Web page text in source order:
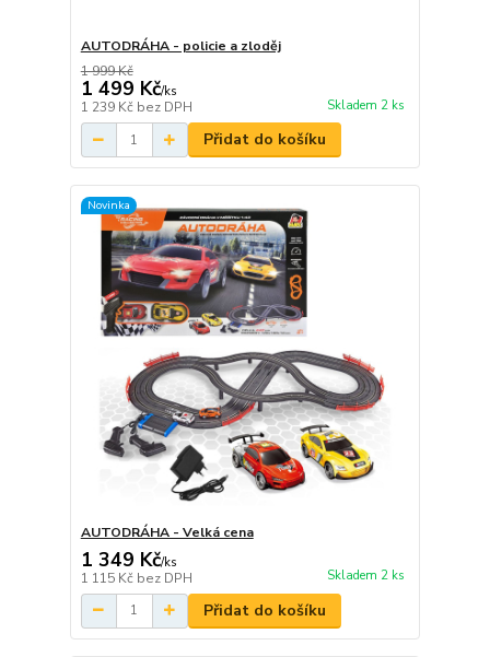
AUTODRÁHA - policie a zloděj
1 999 Kč
1 499 Kč/ks
1 239 Kč bez DPH Skladem 2 ks
Přidat do košíku
Novinka
AUTODRÁHA - Velká cena
1 349 Kč/ks
1 115 Kč bez DPH Skladem 2 ks
Přidat do košíku